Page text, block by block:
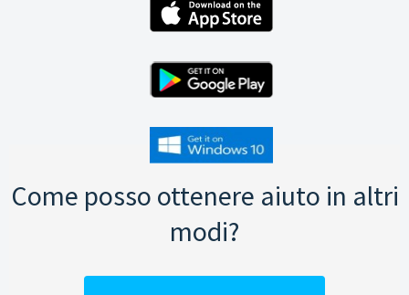
Come posso ottenere aiuto in altri
modi?